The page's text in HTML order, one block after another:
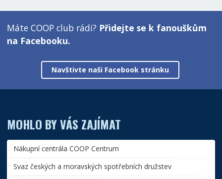
Máte COOP club rádi? Přidejte se k fanouškům
na Facebooku.
Navštivte naši Facebook stránku
MOHLO BY VÁS ZAJÍMAT
Nákupní centrála COOP Centrum
Svaz českých a moravských spotřebních družstev